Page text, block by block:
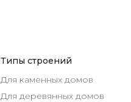
Типы строений
Для каменных домов
Для деревянных домов